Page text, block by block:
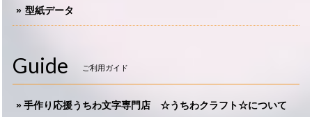
型紙データ
Guide ご利用ガイド
手作り応援うちわ文字専門店 ☆うちわクラフト☆について